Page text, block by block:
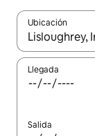
Ubicación
Cuando los
Llegada
Salida